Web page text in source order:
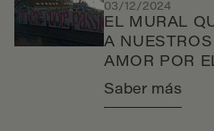
03/12/2024
EL MURAL
A
AMOR POR
Saber más